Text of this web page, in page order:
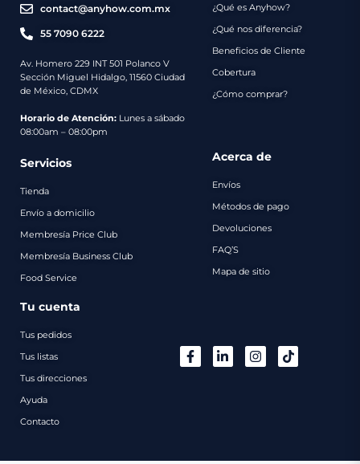
contact@anyhow.com.mx
55 7090 6222
Av. Homero 229 INT 501 Polanco V
Sección Miguel Hidalgo, 11560 Ciudad
de México, CDMX
Horario de Atención: Lunes a sábado
08:00am – 08:00pm
¿Qué es Anyhow?
¿Qué nos diferencia?
Beneficios de Cliente
Cobertura
¿Cómo comprar?
Servicios
Tienda
Envío a domicilio
Membresía Price Club
Membresía Business Club
Food Service
Acerca de
Envíos
Métodos de pago
Devoluciones
FAQ’S
Mapa de sitio
Tu cuenta
Tus pedidos
Tus listas
Tus direcciones
Ayuda
Contacto
Envíos
Métodos
de
Contacto